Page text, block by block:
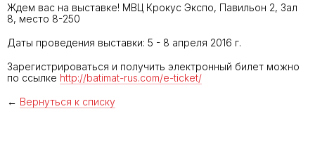
Ждем вас на выставке! МВЦ Крокус Экспо, Павильон 2, Зал
8, место 8-250
Даты проведения выставки: 5 - 8 апреля 2016 г.
Зарегистрироваться и получить электронный билет можно
по ссылке http://batimat-rus.com/e-ticket/
← Вернуться к списку